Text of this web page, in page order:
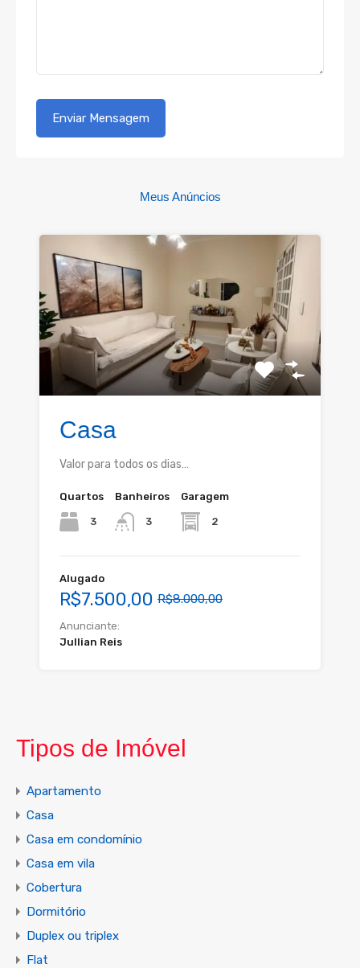
Meus Anúncios
Casa
Valor para todos os dias…
Quartos
3
Banheiros
3
Garagem
2
Alugado
R$7.500,00 R$8.000,00
Anunciante:
Jullian Reis
Tipos de Imóvel
Apartamento
Casa
Casa em condomínio
Casa em vila
Cobertura
Dormitório
Duplex ou triplex
Flat